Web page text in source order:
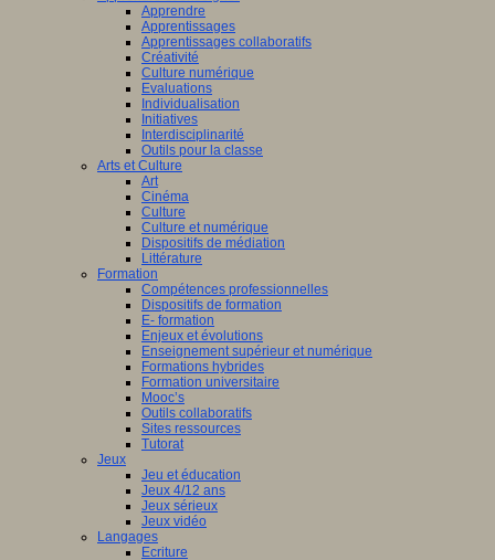
Apprendre
Apprentissages
Apprentissages collaboratifs
Créativité
Culture numérique
Evaluations
Individualisation
Initiatives
Interdisciplinarité
Outils pour la classe
Arts et Culture
Art
Cinéma
Culture
Culture et numérique
Dispositifs de médiation
Littérature
Formation
Compétences professionnelles
Dispositifs de formation
E- formation
Enjeux et évolutions
Enseignement supérieur et numérique
Formations hybrides
Formation universitaire
Mooc’s
Outils collaboratifs
Sites ressources
Tutorat
Jeux
Jeu et éducation
Jeux 4/12 ans
Jeux sérieux
Jeux vidéo
Langages
Ecriture